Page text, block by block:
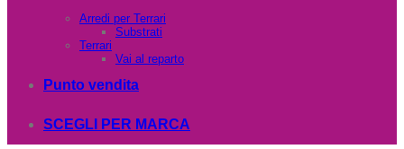
Arredi per Terrari
Substrati
Terrari
Vai al reparto
Punto vendita
SCEGLI PER MARCA